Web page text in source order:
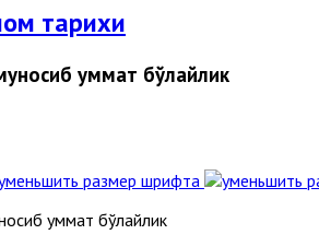
тарихи
уммат бўлайлик
размер шрифта